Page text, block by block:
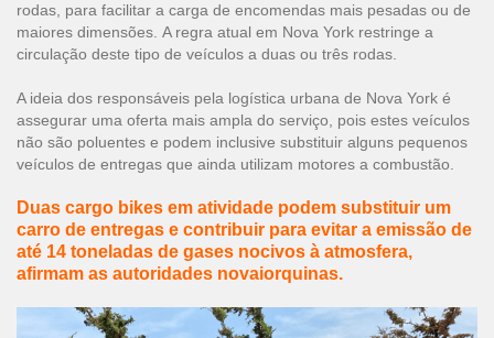
rodas, para facilitar a carga de encomendas mais pesadas ou de
maiores dimensões. A regra atual em Nova York restringe a
circulação deste tipo de veículos a duas ou três rodas.
A ideia dos responsáveis pela logística urbana de Nova York é
assegurar uma oferta mais ampla do serviço, pois estes veículos
não são poluentes e podem inclusive substituir alguns pequenos
veículos de entregas que ainda utilizam motores a combustão.
Duas cargo bikes em atividade podem substituir um
carro de entregas e contribuir para evitar a emissão de
até 14 toneladas de gases nocivos à atmosfera,
afirmam as autoridades novaiorquinas.